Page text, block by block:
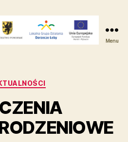
-
Dorzecze
Łeby
Menu
Kategorie